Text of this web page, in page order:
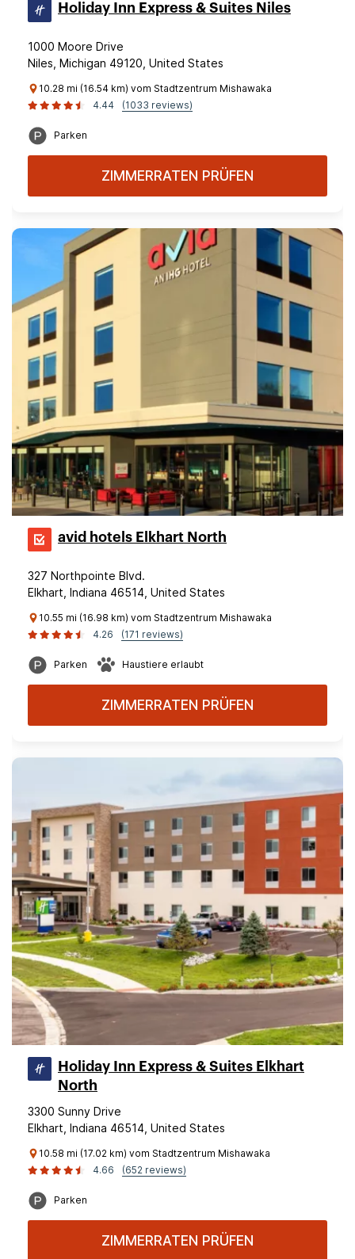
Holiday Inn Express & Suites Niles
1000 Moore Drive
Niles, Michigan 49120, United States
10.28 mi (16.54 km) vom Stadtzentrum Mishawaka
4.44
(1033 reviews)
Parken
ZIMMERRATEN PRÜFEN
avid hotels Elkhart North
327 Northpointe Blvd.
Elkhart, Indiana 46514, United States
10.55 mi (16.98 km) vom Stadtzentrum Mishawaka
4.26
(171 reviews)
Parken Haustiere erlaubt
ZIMMERRATEN PRÜFEN
Holiday Inn Express & Suites Elkhart
North
3300 Sunny Drive
Elkhart, Indiana 46514, United States
10.58 mi (17.02 km) vom Stadtzentrum Mishawaka
4.66
(652 reviews)
Parken
ZIMMERRATEN PRÜFEN